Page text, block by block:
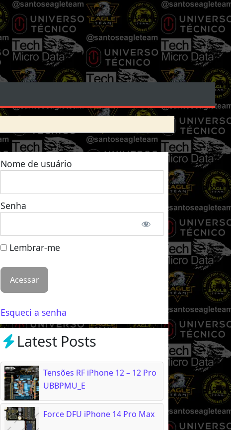
Nome de usuário
Senha
Lembrar-me
Esqueci a senha
Latest Posts
Tensões RF iPhone 12 – 12 Pro
UBBPMU_E
Force DFU iPhone 14 Pro Max